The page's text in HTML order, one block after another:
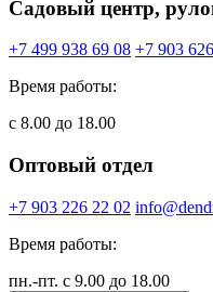
Садовый центр,
+7 499 938 69 08 +7 903
Время работы:
с 8.00 до 18.00
Оптовый отдел
+7 903 226 22 02
Время работы:
пн.-пт. с 9.00 до 18.00